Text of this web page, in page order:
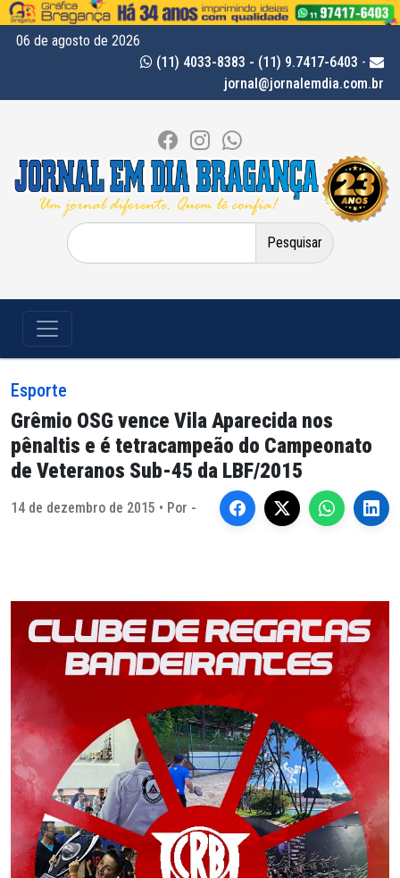
06 de agosto de 2026
(11) 4033-8383 - (11) 9.7417-6403 -
jornal@jornalemdia.com.br
Pesquisar
por:
Esporte
Grêmio OSG vence Vila Aparecida nos
pênaltis e é tetracampeão do Campeonato
de Veteranos Sub-45 da LBF/2015
14 de dezembro de 2015 • Por -